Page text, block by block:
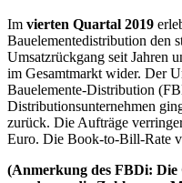
Im vierten Quartal 2019
Bauelementedistribution den
Umsatzrückgang seit Jahren
im Gesamtmarkt wider. Der
Bauelemente-Distribution
Distributionsunternehmen
zurück. Die Aufträge
Euro. Die Book-to-Bill-Rate
(Anmerkung des FBDi: Die